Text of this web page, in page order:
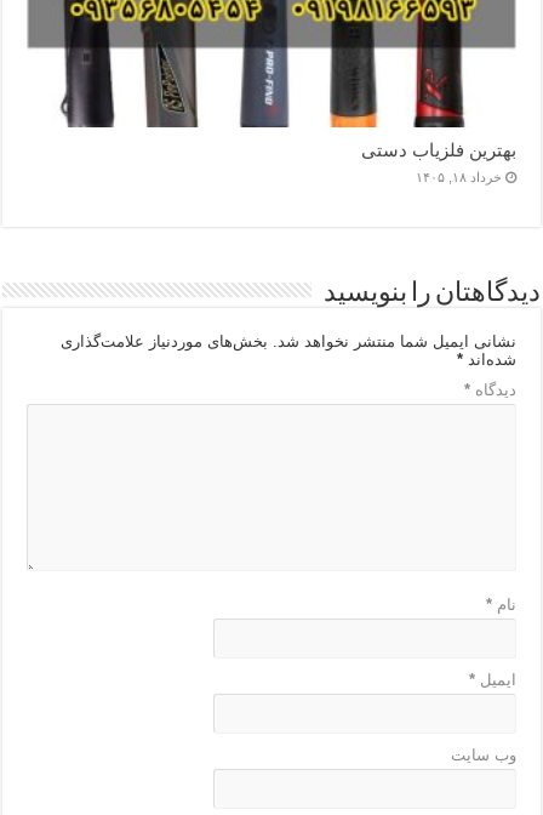
بهترین فلزیاب دستی
خرداد ۱۸, ۱۴۰۵
دیدگاهتان را بنویسید
نشانی ایمیل شما منتشر نخواهد شد. بخش‌های موردنیاز علامت‌گذاری
شده‌اند*
دیدگاه*
نام*
ایمیل*
وب‌ سایت